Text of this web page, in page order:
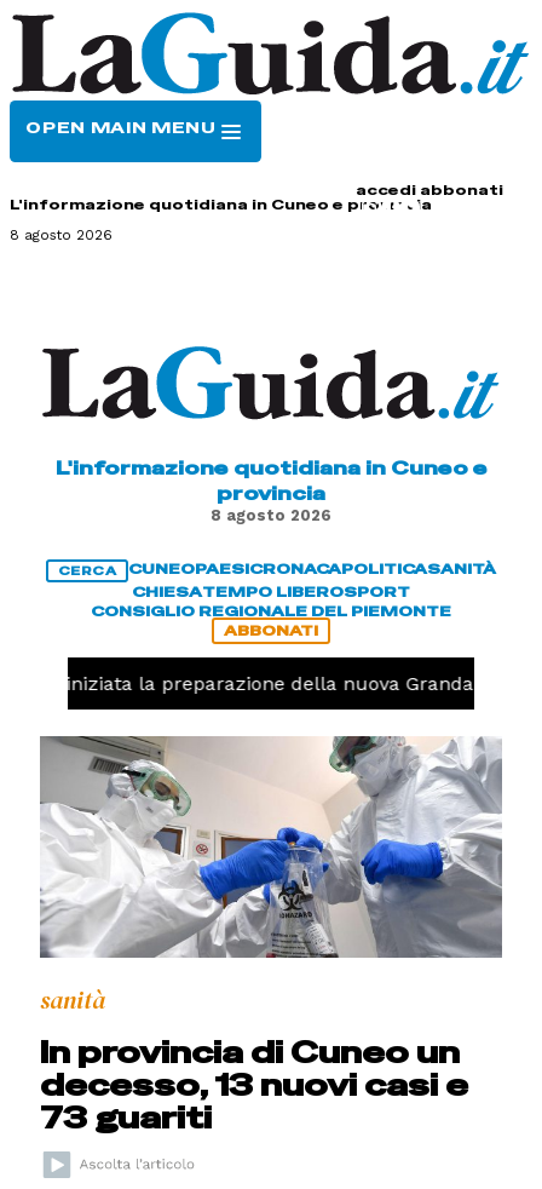
OPEN MAIN MENU
accedi abbonati
L'informazione quotidiana in Cuneo e provincia
8 agosto 2026
L'informazione quotidiana in Cuneo e
provincia
8 agosto 2026
CERCA CUNEOPAESICRONACAPOLITICASANITÀ
CHIESATEMPO LIBEROSPORT
CONSIGLIO REGIONALE DEL PIEMONTE
ABBONATI
iniziata la preparazione della nuova Granda Volley
sanità
In provincia di Cuneo un
decesso, 13 nuovi casi e
73 guariti